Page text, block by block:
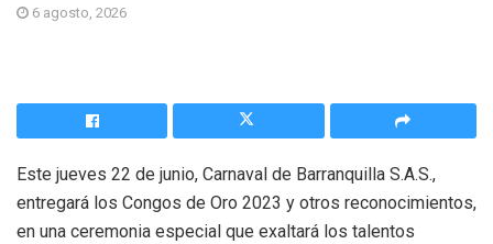
6 agosto, 2026
Este jueves 22 de junio, Carnaval de Barranquilla S.A.S.,
entregará los Congos de Oro 2023 y otros reconocimientos,
en una ceremonia especial que exaltará los talentos